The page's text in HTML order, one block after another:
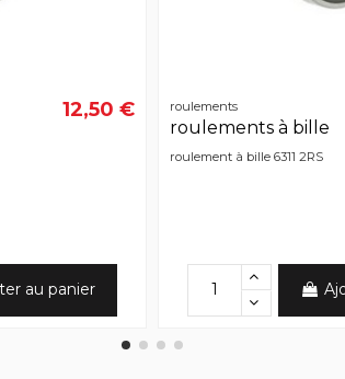
12,50 €
au panier
roulements
roulements à bille
roulement à bille 6311 2RS